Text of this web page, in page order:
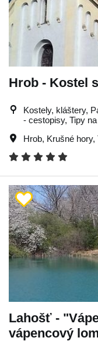
Hrob - Kostel
Kostely, kláštery,
- cestopisy, Tipy
Hrob, Krušné hory,
Lahošť -
vápencový